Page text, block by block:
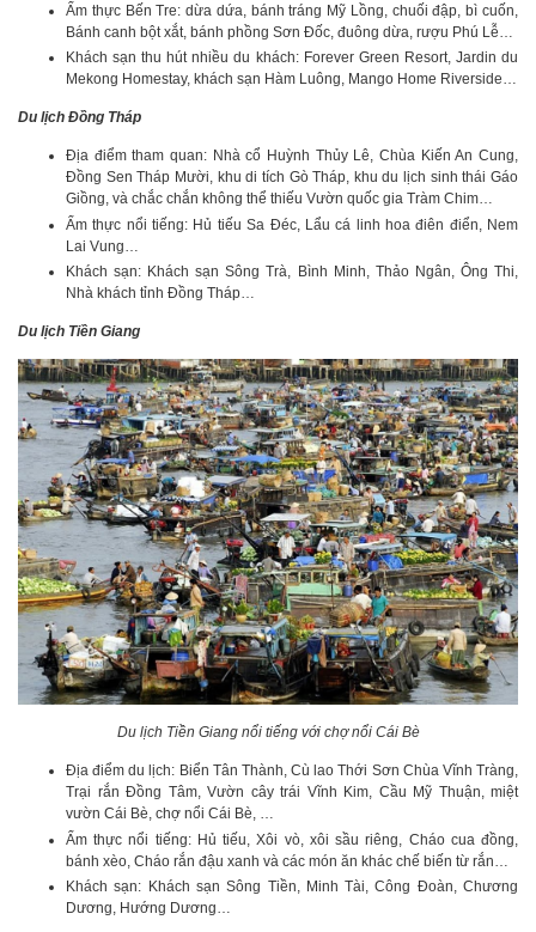
Ẩm thực Bến Tre: dừa dứa, bánh tráng Mỹ Lồng, chuối đập, bì cuốn,
Bánh canh bột xắt, bánh phồng Sơn Đốc, đuông dừa, rượu Phú Lễ…
Khách sạn thu hút nhiều du khách: Forever Green Resort, Jardin du
Mekong Homestay, khách sạn Hàm Luông, Mango Home Riverside…
Du lịch Đồng Tháp
Địa điểm tham quan: Nhà cổ Huỳnh Thủy Lê, Chùa Kiến An Cung,
Đồng Sen Tháp Mười, khu di tích Gò Tháp, khu du lịch sinh thái Gáo
Giồng, và chắc chắn không thể thiếu Vườn quốc gia Tràm Chim…
Ẩm thực nổi tiếng: Hủ tiếu Sa Đéc, Lẩu cá linh hoa điên điển, Nem
Lai Vung…
Khách sạn: Khách sạn Sông Trà, Bình Minh, Thảo Ngân, Ông Thi,
Nhà khách tỉnh Đồng Tháp…
Du lịch Tiền Giang
Du lịch Tiền Giang nổi tiếng với chợ nổi Cái Bè
Địa điểm du lịch: Biển Tân Thành, Cù lao Thới Sơn Chùa Vĩnh Tràng,
Trại rắn Đồng Tâm, Vườn cây trái Vĩnh Kim, Cầu Mỹ Thuận, miệt
vườn Cái Bè, chợ nổi Cái Bè, …
Ẩm thực nổi tiếng: Hủ tiếu, Xôi vò, xôi sầu riêng, Cháo cua đồng,
bánh xèo, Cháo rắn đậu xanh và các món ăn khác chế biến từ rắn…
Khách sạn: Khách sạn Sông Tiền, Minh Tài, Công Đoàn, Chương
Dương, Hướng Dương…